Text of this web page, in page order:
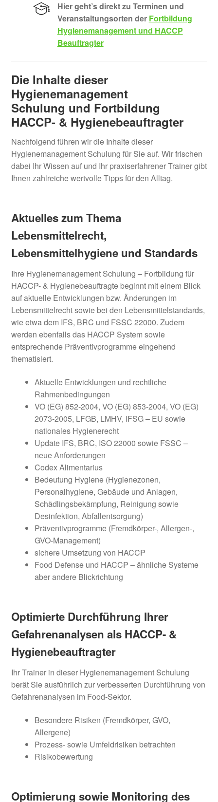
Hier geht’s direkt zu Terminen und
Veranstaltungsorten der Fortbildung
Hygienemanagement und HACCP
Beauftragter
Die Inhalte dieser
Hygienemanagement
Schulung und Fortbildung
HACCP- & Hygienebeauftragter
Nachfolgend führen wir die Inhalte dieser
Hygienemanagement Schulung für Sie auf. Wir frischen
dabei Ihr Wissen auf und Ihr praxiserfahrener Trainer gibt
Ihnen zahlreiche wertvolle Tipps für den Alltag.
Aktuelles zum Thema
Lebensmittelrecht,
Lebensmittelhygiene und Standards
Ihre Hygienemanagement Schulung – Fortbildung für
HACCP- & Hygienebeauftragte beginnt mit einem Blick
auf aktuelle Entwicklungen bzw. Änderungen im
Lebensmittelrecht sowie bei den Lebensmittelstandards,
wie etwa dem IFS, BRC und FSSC 22000. Zudem
werden ebenfalls das HACCP System sowie
entsprechende Präventivprogramme eingehend
thematisiert.
Aktuelle Entwicklungen und rechtliche
Rahmenbedingungen
VO (EG) 852-2004, VO (EG) 853-2004, VO (EG)
2073-2005, LFGB, LMHV, IFSG – EU sowie
nationales Hygienerecht
Update IFS, BRC, ISO 22000 sowie FSSC –
neue Anforderungen
Codex Alimentarius
Bedeutung Hygiene (Hygienezonen,
Personalhygiene, Gebäude und Anlagen,
Schädlingsbekämpfung, Reinigung sowie
Desinfektion, Abfallentsorgung)
Präventivprogramme (Fremdkörper-, Allergen-,
GVO-Management)
sichere Umsetzung von HACCP
Food Defense und HACCP – ähnliche Systeme
aber andere Blickrichtung
Optimierte Durchführung Ihrer
Gefahrenanalysen als HACCP- &
Hygienebeauftragter
Ihr Trainer in dieser Hygienemanagement Schulung
berät Sie ausführlich zur verbesserten Durchführung von
Gefahrenanalysen im Food-Sektor.
Besondere Risiken (Fremdkörper, GVO,
Allergene)
Prozess- sowie Umfeldrisiken betrachten
Risikobewertung
Optimierung sowie Monitoring des